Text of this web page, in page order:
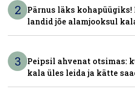
2
Pärnus läks
landid jõe alamjooksul
3
Peipsil ahvenat otsimas:
kala üles leida ja kätte